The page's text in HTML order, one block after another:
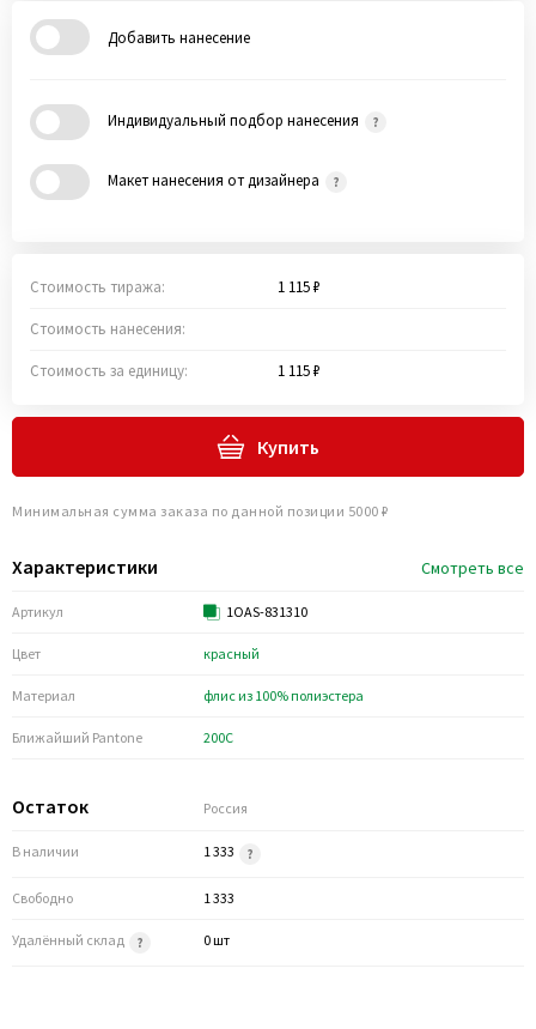
Характеристики Смотреть все
Артикул 1OAS-831310
Цвет красный
Материал флис из 100% полиэстера
Ближайший Pantone 200C
Остаток Россия
В наличии 1 333
Свободно 1 333
Удалённый склад 0 шт
Добавить нанесение
Индивидуальный подбор нанесения
Макет нанесения от дизайнера
Стоимость тиража: 1 115 ₽
Стоимость нанесения:
Стоимость за единицу: 1 115 ₽
Купить
Минимальная сумма заказа по данной позиции 5000 ₽